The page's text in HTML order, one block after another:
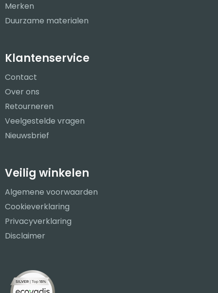
Merken
Duurzame materialen
Klantenservice
Contact
Over ons
Retourneren
Veelgestelde vragen
Nieuwsbrief
Veilig winkelen
Algemene voorwaarden
Cookieverklaring
Privacyverklaring
Disclaimer